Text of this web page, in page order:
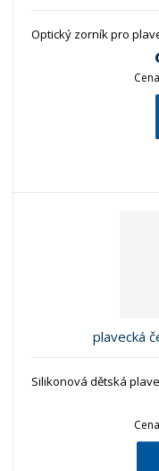
Optický zorník pro
plavecká
Silikonová dětská